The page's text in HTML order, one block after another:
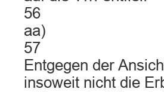
56
aa)
57
Entgegen der
insoweit nicht die